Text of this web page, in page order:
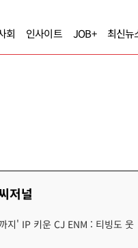
회 인사이트 JOB+ 최신뉴
저널
지' IP 키운 CJ ENM : 티빙도 웃